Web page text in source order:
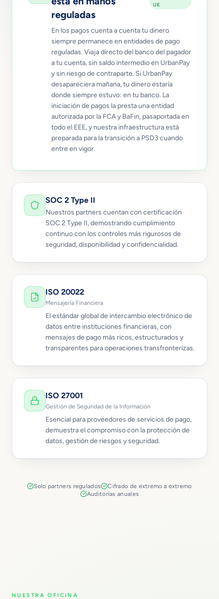
reguladas
UE
En los pagos cuenta a cuenta tu dinero
siempre permanece en entidades de pago
reguladas. Viaja directo del banco del pagador
a tu cuenta, sin saldo intermedio en UrbanPay
y sin riesgo de contraparte. Si UrbanPay
desapareciera mañana, tu dinero estaría
donde siempre estuvo: en tu banco. La
iniciación de pagos la presta una entidad
autorizada por la FCA y BaFin, pasaportada en
todo el EEE, y nuestra infraestructura está
preparada para la transición a PSD3 cuando
entre en vigor.
SOC 2 Type II
Nuestros partners cuentan con certificación
SOC 2 Type II, demostrando cumplimiento
continuo con los controles más rigurosos de
seguridad, disponibilidad y confidencialidad.
ISO 20022
Mensajería Financiera
El estándar global de intercambio electrónico de
datos entre instituciones financieras, con
mensajes de pago más ricos, estructurados y
transparentes para operaciones transfronterizas.
ISO 27001
Gestión de Seguridad de la Información
Esencial para proveedores de servicios de pago,
demuestra el compromiso con la protección de
datos, gestión de riesgos y seguridad.
Solo partners regulados
Cifrado de extremo a extremo
Auditorías anuales
NUESTRA OFICINA